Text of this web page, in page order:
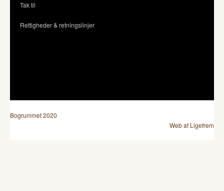
Tak til
Rettigheder & retningslinjer
Bogrummet 2020
Web af Ligefrem